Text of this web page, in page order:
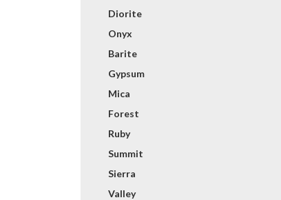
Diorite
Onyx
Barite
Gypsum
Mica
Forest
Ruby
Summit
Sierra
Valley